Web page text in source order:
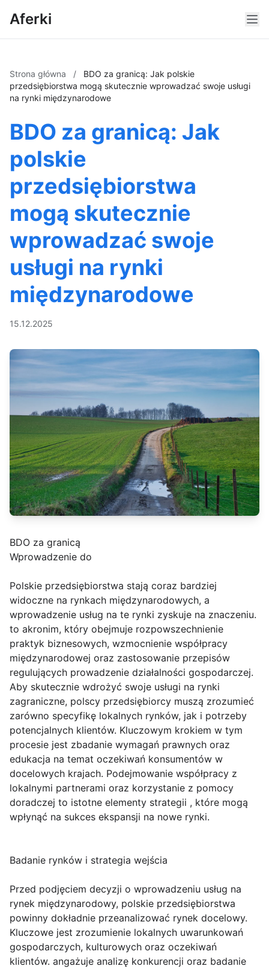
Aferki
Strona główna /
BDO za granicą: Jak polskie
przedsiębiorstwa mogą skutecznie wprowadzać swoje usługi
na rynki międzynarodowe
BDO za granicą: Jak
polskie
przedsiębiorstwa
mogą skutecznie
wprowadzać swoje
usługi na rynki
międzynarodowe
15.12.2025
BDO za granicą
Wprowadzenie do
Polskie przedsiębiorstwa stają coraz bardziej
widoczne na rynkach międzynarodowych, a
wprowadzenie usług na te rynki zyskuje na znaczeniu.
to akronim, który obejmuje rozpowszechnienie
praktyk biznesowych, wzmocnienie współpracy
międzynarodowej oraz zastosowanie przepisów
regulujących prowadzenie działalności gospodarczej.
Aby skutecznie wdrożyć swoje usługi na rynki
zagraniczne, polscy przedsiębiorcy muszą zrozumieć
zarówno specyfikę lokalnych rynków, jak i potrzeby
potencjalnych klientów. Kluczowym krokiem w tym
procesie jest zbadanie wymagań prawnych oraz
edukacja na temat oczekiwań konsumentów w
docelowych krajach. Podejmowanie współpracy z
lokalnymi partnerami oraz korzystanie z pomocy
doradczej to istotne elementy strategii , które mogą
wpłynąć na sukces ekspansji na nowe rynki.
Badanie rynków i strategia wejścia
Przed podjęciem decyzji o wprowadzeniu usług na
rynek międzynarodowy, polskie przedsiębiorstwa
powinny dokładnie przeanalizować rynek docelowy.
Kluczowe jest zrozumienie lokalnych uwarunkowań
gospodarczych, kulturowych oraz oczekiwań
klientów. angażuje analizę konkurencji oraz badanie